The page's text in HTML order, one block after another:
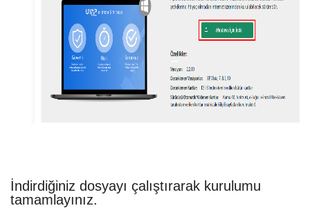
İndirdiğiniz dosyayı çalıştırarak kurulumu
tamamlayınız.